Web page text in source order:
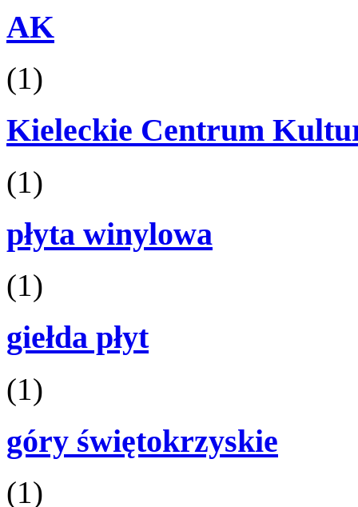
AK
(1)
Kieleckie Centrum
(1)
płyta winylowa
(1)
giełda płyt
(1)
góry świętokrzyskie
(1)